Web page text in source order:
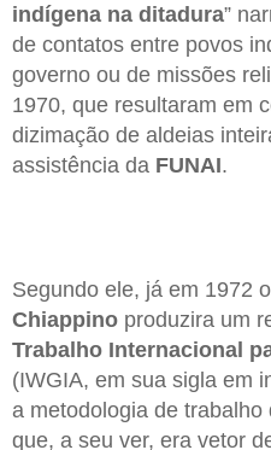
indígena na ditadura”
de contatos entre povos
governo ou de missões
1970, que resultaram em
dizimação de aldeias
assistência da FUNAI.
Segundo ele, já em 1972
Chiappino produzira um
Trabalho Internacional
(IWGIA, em sua sigla em
a metodologia de
que, a seu ver, era vetor